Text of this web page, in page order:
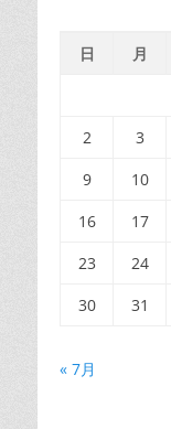
日 月
2
3
9
10
16
17
23
24
30
31
« 7月